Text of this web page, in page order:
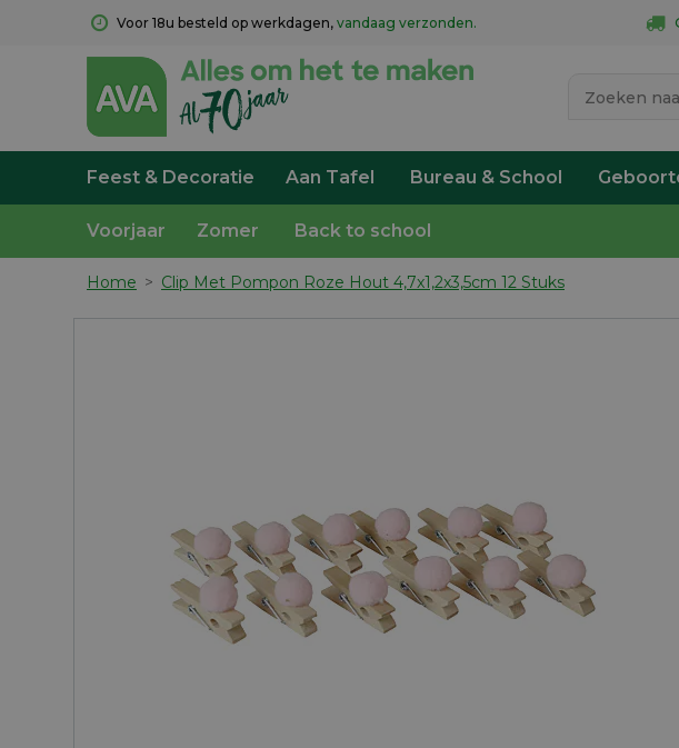
Voor 18u besteld op werkdagen, vandaag verzonden.
Feest & Decoratie Aan Tafel Bureau & School
Voorjaar Zomer Back to school
Home > Clip Met Pompon Roze Hout 4,7x1,2x3,5cm 12 Stuks